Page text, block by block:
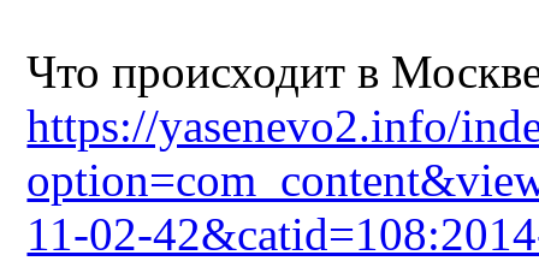
Что происходит в
https://yasenevo2.info/
11-02-